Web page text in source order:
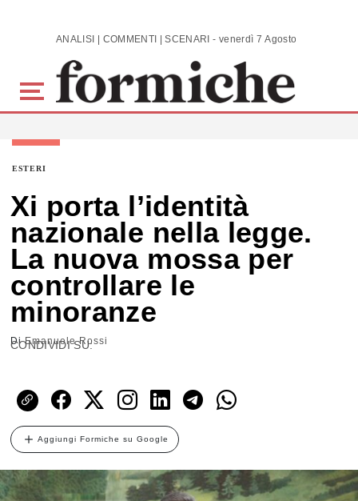
Skip to main content ANALISI | COMMENTI | SCENARI - venerdì 7 Agosto 2026
ESTERI
Xi porta l’identità
nazionale nella legge.
La nuova mossa per
controllare le
minoranze
DiEmanuele Rossi
CONDIVIDI SU:
Aggiungi Formiche su Google